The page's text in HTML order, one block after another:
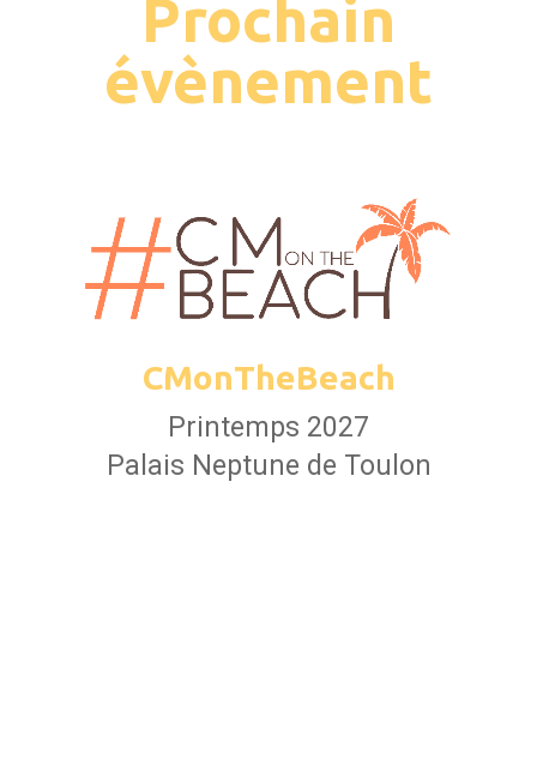
Prochain
évènement
CMonTheBeach
Printemps 2027
Palais Neptune de Toulon